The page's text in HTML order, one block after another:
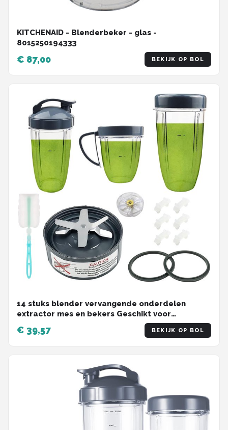
KITCHENAID - Blenderbeker - glas -
8015250194333
€ 87,00 BEKIJK OP BOL
14 stuks blender vervangende onderdelen
extractor mes en bekers Geschikt voor
NutriBullet 600w & 900w serie, inclusief pakking
schokdemper en tandwiel (1 mes, 3 bekers, 1
deksel)
€ 39,57 BEKIJK OP BOL